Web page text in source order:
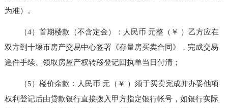
为准）。
（4）首期楼款（不含定金）：人民币 元整（￥ ）乙方应在
双方到十堰市房产交易中心签署《存量房买卖合同》，完成交易
递件手续、领取房屋产权转移登记回执单当日付清；
（5）楼价余款：人民币 元（￥ ）须于买卖完成并办妥他项
权利登记后由贷款银行直接拨入甲方指定银行帐号，如银行实际